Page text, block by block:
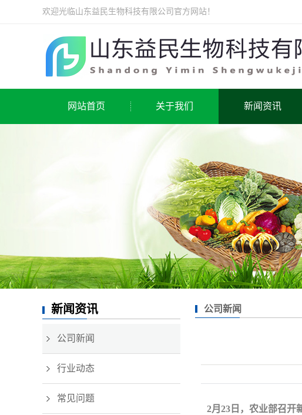
欢迎光临山东益民生物科技有限公司官方网站！
网站首页 关于我们 新闻资讯
常见问题
新闻资讯
公司新闻
行业动态
常见问题
公司新闻
2月23日，农业部召开